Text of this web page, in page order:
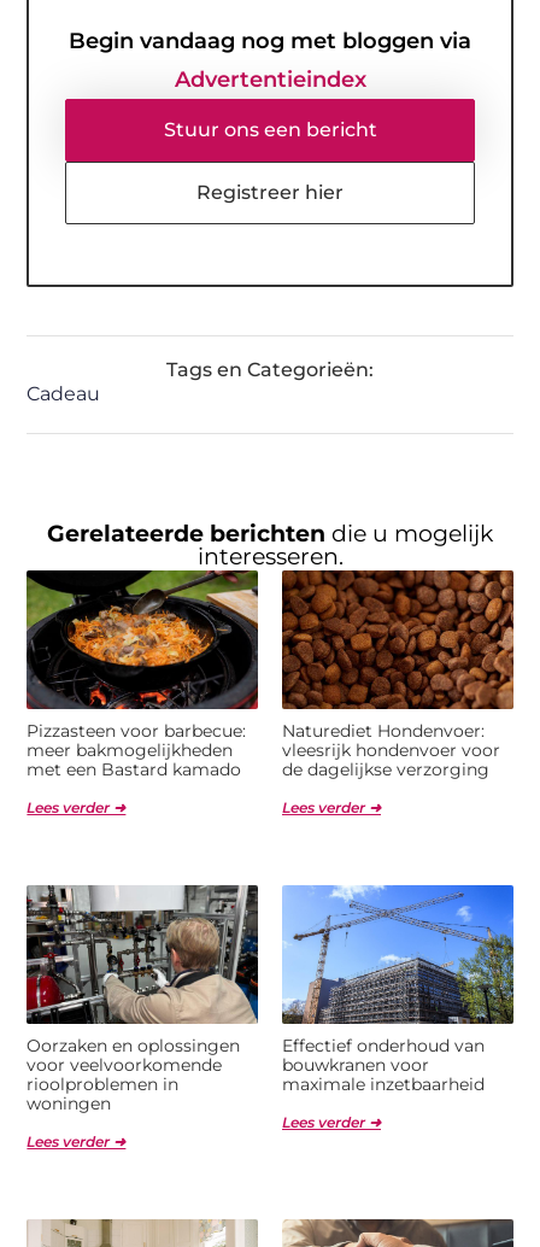
Begin vandaag nog met bloggen via
Advertentieindex
Stuur ons een bericht
Registreer hier
Tags en Categorieën:
Cadeau
Gerelateerde berichten die u mogelijk
interesseren.
Pizzasteen voor barbecue:
meer bakmogelijkheden
met een Bastard kamado
Lees verder ➜
Naturediet Hondenvoer:
vleesrijk hondenvoer voor
de dagelijkse verzorging
Lees verder ➜
Oorzaken en oplossingen
voor veelvoorkomende
rioolproblemen in
woningen
Lees verder ➜
Effectief onderhoud van
bouwkranen voor
maximale inzetbaarheid
Lees verder ➜